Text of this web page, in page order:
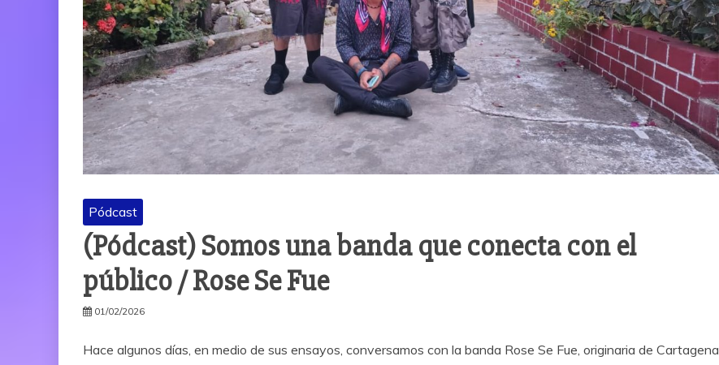
Pódcast
(Pódcast) Somos una banda que conecta con el
público / Rose Se Fue
01/02/2026
Hace algunos días, en medio de sus ensayos, conversamos con la banda Rose Se Fue, originaria de Cartagena